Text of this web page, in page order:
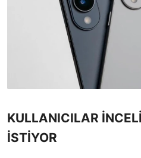
KULLANICILAR
İSTİYOR